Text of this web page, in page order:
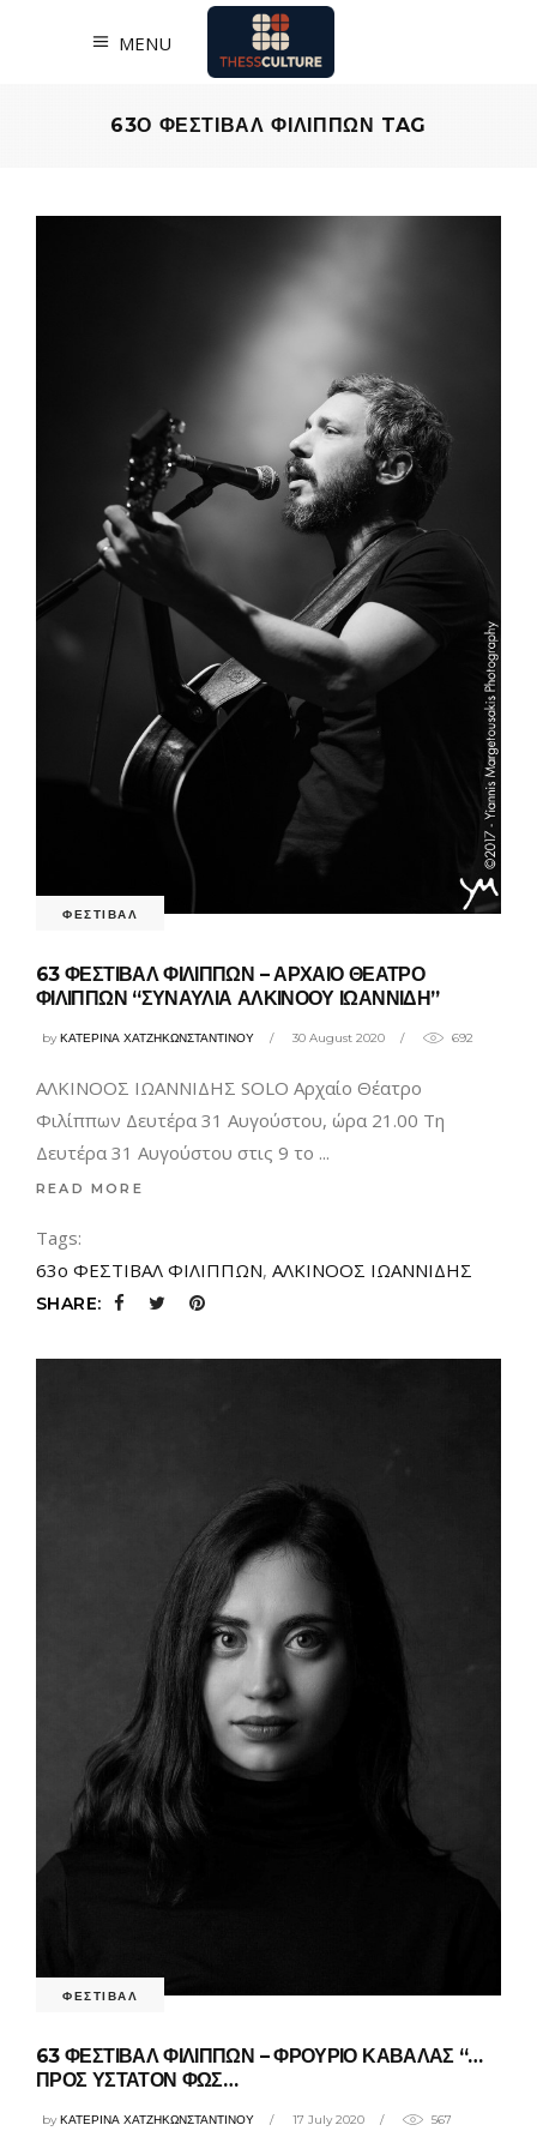
MENU
63Ο ΦΕΣΤΙΒΑΛ ΦΙΛΙΠΠΩΝ TAG
ΦΕΣΤΙΒΑΛ
63 ΦΕΣΤΙΒΑΛ ΦΙΛΙΠΠΩΝ – ΑΡΧΑΙΟ ΘΕΑΤΡΟ
ΦΙΛΙΠΠΩΝ “ΣΥΝΑΥΛΙΑ ΑΛΚΙΝΟΟΥ ΙΩΑΝΝΙΔΗ”
byΚΑΤΕΡΙΝΑ ΧΑΤΖΗΚΩΝΣΤΑΝΤΙΝΟΥ 30 August 2020 692
ΑΛΚΙΝΟΟΣ ΙΩΑΝΝΙΔΗΣ SOLO Αρχαίο Θέατρο
Φιλίππων Δευτέρα 31 Αυγούστου, ώρα 21.00 Τη
Δευτέρα 31 Αυγούστου στις 9 το
READ MORE
Tags:
63ο ΦΕΣΤΙΒΑΛ ΦΙΛΙΠΠΩΝ, ΑΛΚΙΝΟΟΣ ΙΩΑΝΝΙΔΗΣ
SHARE:
ΦΕΣΤΙΒΑΛ
63 ΦΕΣΤΙΒΑΛ ΦΙΛΙΠΠΩΝ – ΦΡΟΥΡΙΟ ΚΑΒΑΛΑΣ “…
ΠΡΟΣ ΥΣΤΑΤΟΝ ΦΩΣ…
byΚΑΤΕΡΙΝΑ ΧΑΤΖΗΚΩΝΣΤΑΝΤΙΝΟΥ 17 July 2020 567